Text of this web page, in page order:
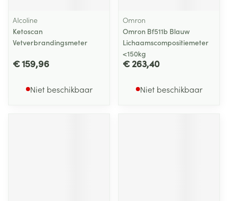
Alcoline
Ketoscan
Vetverbrandingsmeter
€ 159,96
Niet beschikbaar
Omron
Omron Bf511b Blauw
Lichaamscompositiemeter
<150kg
€ 263,40
Niet beschikbaar